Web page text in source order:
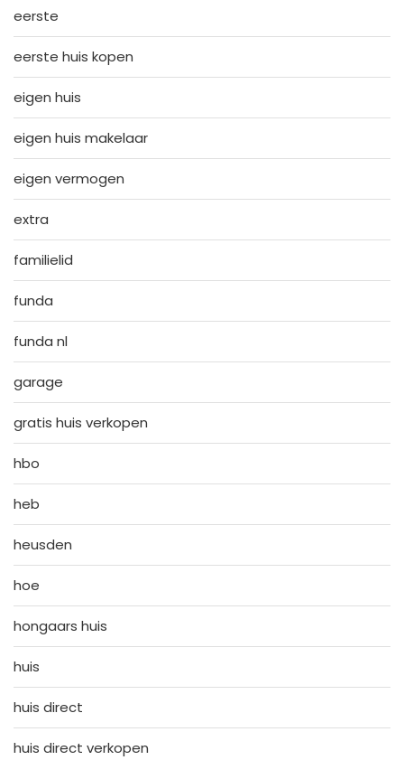
eerste
eerste huis kopen
eigen huis
eigen huis makelaar
eigen vermogen
extra
familielid
funda
funda nl
garage
gratis huis verkopen
hbo
heb
heusden
hoe
hongaars huis
huis
huis direct
huis direct verkopen